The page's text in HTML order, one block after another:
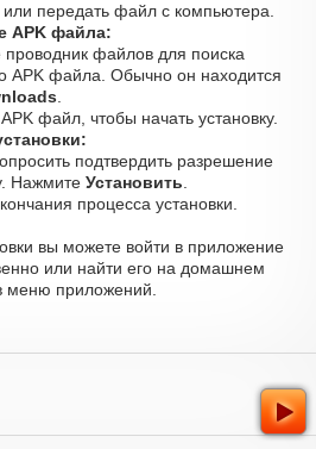
или передать файл с компьютера.
APK файла:
проводник файлов для поиска
APK файла. Обычно он находится
файл, чтобы начать установку.
подтвердить разрешение
Нажмите Установить
процесса установки.
вы можете войти в приложение
или найти его на домашнем
меню приложений.